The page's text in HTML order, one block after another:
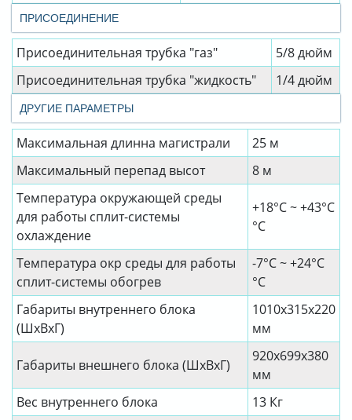
ПРИСОЕДИНЕНИЕ
Присоединительная трубка "газ"
5/8 дюйм
Присоединительная трубка "жидкость"
1/4 дюйм
ДРУГИЕ ПАРАМЕТРЫ
Максимальная длинна магистрали
25 м
Максимальный перепад высот
8 м
Температура окружающей среды
для работы сплит-системы
охлаждение
+18°С ~ +43°С
°C
Температура окр среды для работы
сплит-системы обогрев
-7°С ~ +24°С
°C
Габариты внутреннего блока
(ШхВхГ)
1010x315x220
мм
Габариты внешнего блока (ШхВхГ)
920x699x380
мм
Вес внутреннего блока
13 Кг